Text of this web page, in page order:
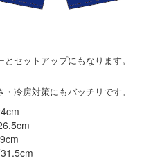
セットアップにもなります。
冷房対策にもバッチリです。